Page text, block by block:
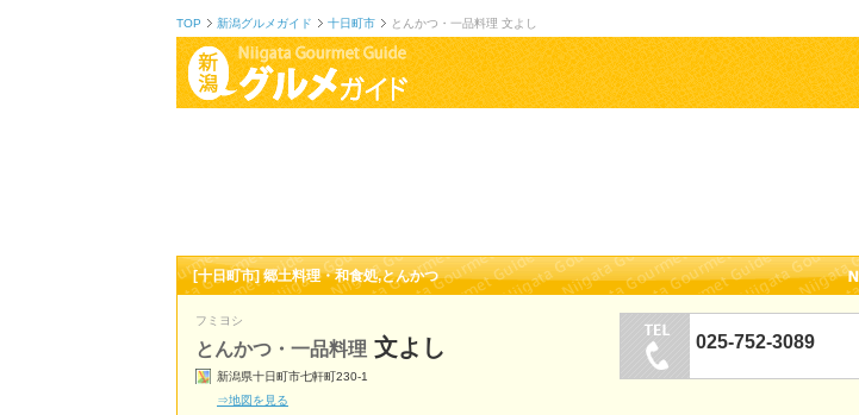
TOP 新潟グルメガイド 十日町市 とんかつ・一品料理 文よし
[十日町市] 郷土料理・和食処,とんかつ
フミヨシ
とんかつ・一品料理 文よし
新潟県十日町市七軒町230-1
⇒地図を見る
025-752-3089